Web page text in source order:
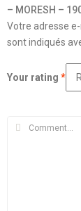
– MORESH –
Votre adresse
sont indiqués
Your rating *